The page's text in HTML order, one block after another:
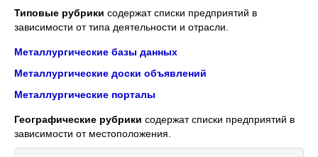
Типовые рубрики содержат списки предприятий в
зависимости от типа деятельности и отрасли.
Металлургические базы данных
Металлургические доски объявлений
Металлургические порталы
Географические рубрики содержат списки предприятий в
зависимости от местоположения.